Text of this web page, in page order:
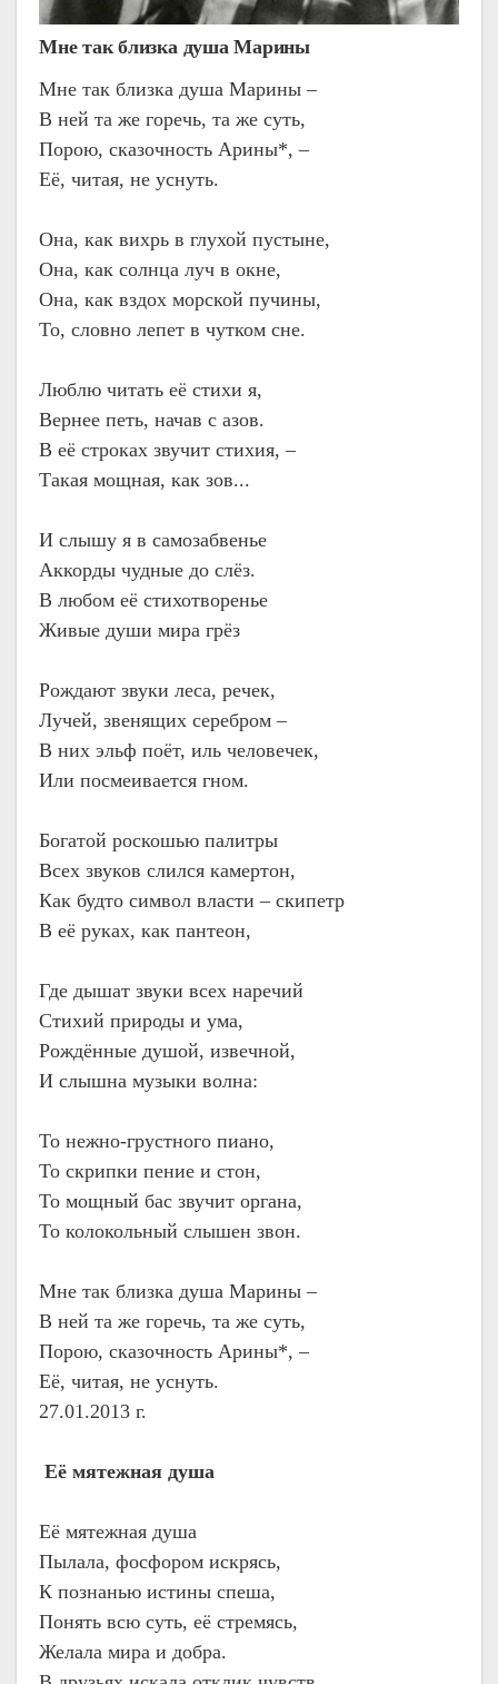
Мне так близка душа Марины
Мне так близка душа Марины –
В ней та же горечь, та же суть,
Порою, сказочность Арины*, –
Её, читая, не уснуть.
Она, как вихрь в глухой пустыне,
Она, как солнца луч в окне,
Она, как вздох морской пучины,
То, словно лепет в чутком сне.
Люблю читать её стихи я,
Вернее петь, начав с азов.
В её строках звучит стихия, –
Такая мощная, как зов...
И слышу я в самозабвенье
Аккорды чудные до слёз.
В любом её стихотворенье
Живые души мира грёз
Рождают звуки леса, речек,
Лучей, звенящих серебром –
В них эльф поёт, иль человечек,
Или посмеивается гном.
Богатой роскошью палитры
Всех звуков слился камертон,
Как будто символ власти – скипетр
В её руках, как пантеон,
Где дышат звуки всех наречий
Стихий природы и ума,
Рождённые душой, извечной,
И слышна музыки волна:
То нежно-грустного пиано,
То скрипки пение и стон,
То мощный бас звучит органа,
То колокольный слышен звон.
Мне так близка душа Марины –
В ней та же горечь, та же суть,
Порою, сказочность Арины*, –
Её, читая, не уснуть.
27.01.2013 г.
Её мятежная душа
Её мятежная душа
Пылала, фосфором искрясь,
К познанью истины спеша,
Понять всю суть, её стремясь,
Желала мира и добра.